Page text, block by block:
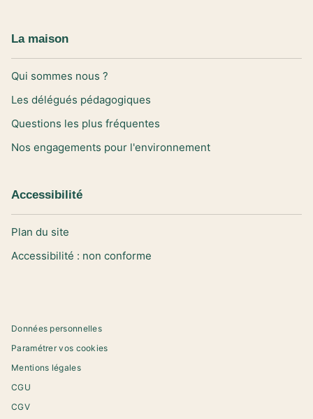
La maison
Qui sommes nous ?
Les délégués pédagogiques
Questions les plus fréquentes
Nos engagements pour l'environnement
Accessibilité
Plan du site
Accessibilité : non conforme
Données personnelles
Paramétrer vos cookies
Mentions légales
CGU
CGV